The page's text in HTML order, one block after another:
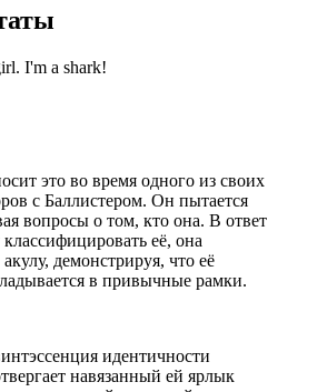
I'm a shark!
это во время одного из своих
с Баллистером. Он пытается
вопросы о том, кто она. В ответ
её, она
демонстрируя, что её
в привычные рамки.
идентичности
навязанный ей ярлык